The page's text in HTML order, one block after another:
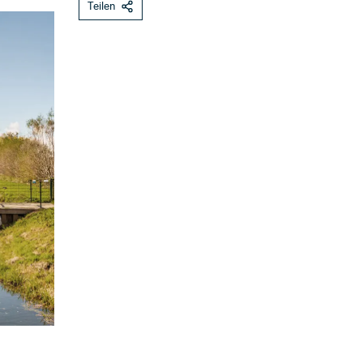
Teilen